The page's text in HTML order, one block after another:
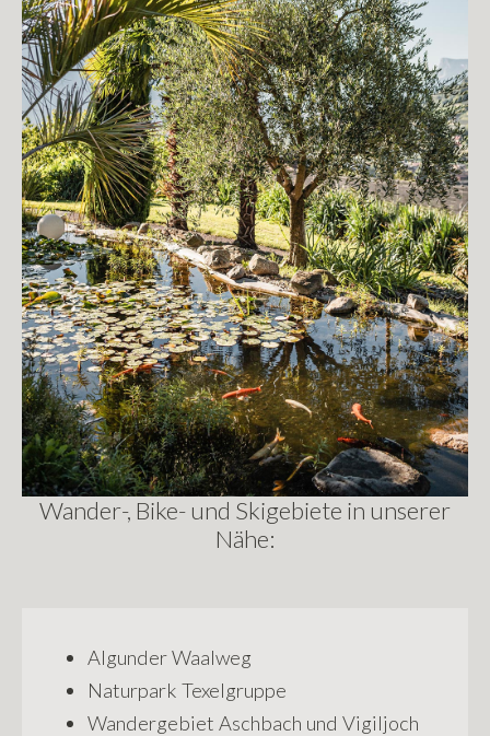
Wander-, Bike- und Skigebiete in unserer
Nähe:
Algunder Waalweg
Naturpark Texelgruppe
Wandergebiet Aschbach und Vigiljoch